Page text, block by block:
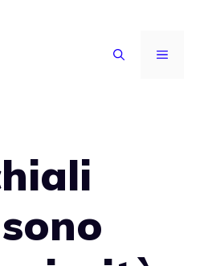
MENU